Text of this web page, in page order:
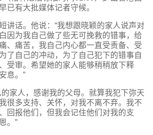
已有大批媒体记者守候。
讲话。他说：“我想跟晓颖的家人说声对
因为我自己做了些无可挽救的错事，给
、痛苦，我自己内心都一直受责备、受
了自己的冲动，为了自己犯下的错事自
受审。希望她的家人能够稍稍放下释
息。”
家人，感谢我的父母。就算我犯下弥天
很多支持、关怀，对我不离不弃。我不
回报他们，但我会记住他们对我的支
。”